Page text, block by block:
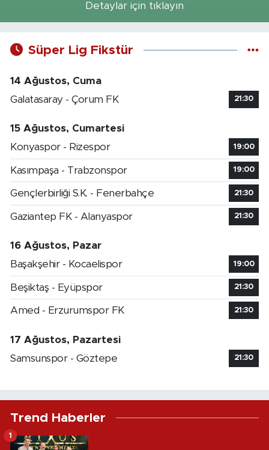
Detaylar için tıklayın
Süper Lig Fikstür
14 Ağustos, Cuma
Galatasaray - Çorum FK
21:30
15 Ağustos, Cumartesi
Konyaspor - Rizespor
19:00
Kasımpaşa - Trabzonspor 19:00
Gençlerbirliği S.K. - Fenerbahçe 21:30
Gaziantep FK - Alanyaspor 21:30
16 Ağustos, Pazar
Başakşehir - Kocaelispor
19:00
Beşiktaş - Eyüpspor 21:30
Amed - Erzurumspor FK 21:30
17 Ağustos, Pazartesi
Samsunspor - Göztepe
21:30
Trend Haberler
1